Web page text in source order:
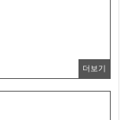
더보기